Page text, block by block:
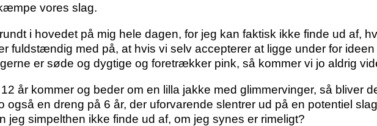
vores slag.
i hovedet på mig hele dagen, for jeg kan faktisk ikke finde ud af,
fuldstændig med på, at hvis vi selv accepterer at ligge under for
er søde og dygtige og foretrækker pink, så kommer vi jo aldrig
år kommer og beder om en lilla jakke med glimmervinger, så bliver
også en dreng på 6 år, der uforvarende slentrer ud på en potentiel
jeg simpelthen ikke finde ud af, om jeg synes er rimeligt?